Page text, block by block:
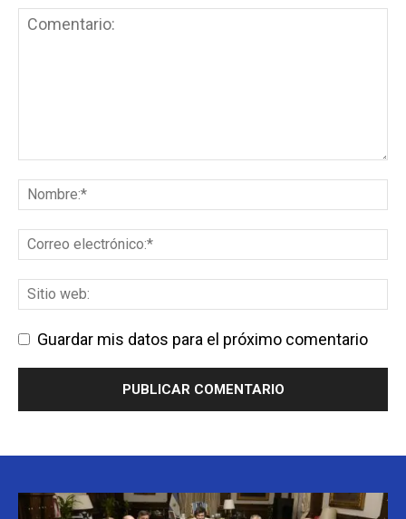
Guardar mis datos para el próximo comentario